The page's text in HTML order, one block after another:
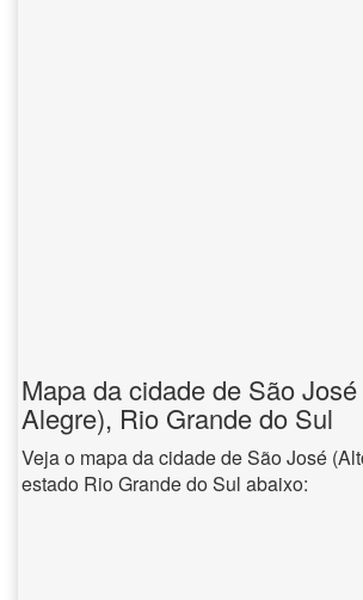
Mapa da cidade de São
Alegre), Rio Grande do Sul
Veja o mapa da cidade de São José
estado Rio Grande do Sul abaixo: